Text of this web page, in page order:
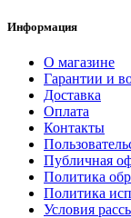
Информация
О магазине
Гарантии и
Доставка
Оплата
Контакты
Публичная
Политика
Политика
Условия